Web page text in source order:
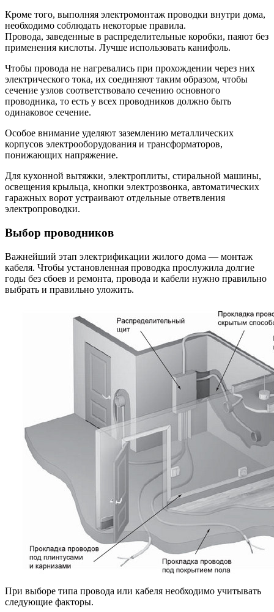
Кроме того, выполняя электромонтаж проводки внутри дома,
необходимо соблюдать некоторые правила.
Провода, заведенные в распределительные коробки, паяют без
применения кислоты. Лучше использовать канифоль.
Чтобы провода не нагревались при прохождении через них
электрического тока, их соединяют таким образом, чтобы
сечение узлов соответствовало сечению основного
проводника, то есть у всех проводников должно быть
одинаковое сечение.
Особое внимание уделяют заземлению металлических
корпусов электрооборудования и трансформаторов,
понижающих напряжение.
Для кухонной вытяжки, электроплиты, стиральной машины,
освещения крыльца, кнопки электрозвонка, автоматических
гаражных ворот устраивают отдельные ответвления
электропроводки.
Выбор проводников
Важнейший этап электрификации жилого дома — монтаж
кабеля. Чтобы установленная проводка прослужила долгие
годы без сбоев и ремонта, провода и кабели нужно правильно
выбрать и правильно уложить.
При выборе типа провода или кабеля необходимо учитывать
следующие факторы.